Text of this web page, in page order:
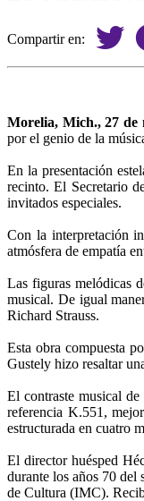
Compartir en:
Morelia, Mich., 27 de
por el genio de la
En la presentación
recinto. El Secretario
invitados especiales.
Con la interpretación
atmósfera de empatía
Las figuras melódicas
musical. De igual
Richard Strauss.
Esta obra compuesta
Gustely hizo resaltar
El contraste musical
referencia K.551,
estructurada en cuatro
El director huésped
durante los años 70
de Cultura (IMC).